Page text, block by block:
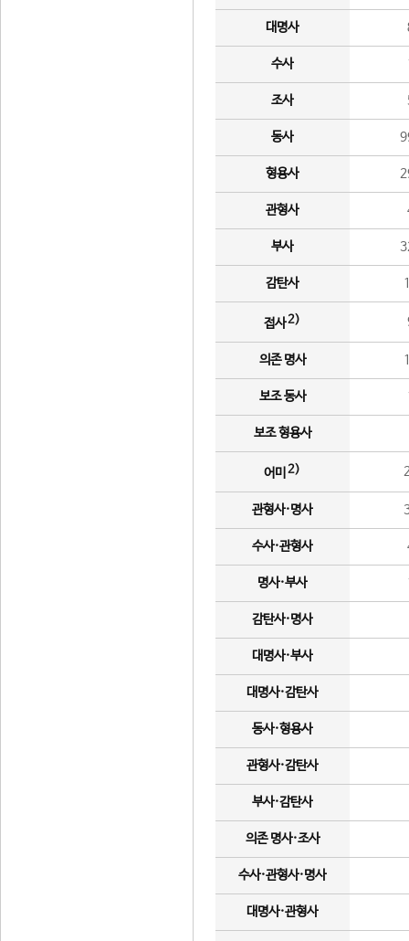
대명사
수사
조사
동사
형용사
관형사
부사
감탄사
접사2)
의존 명사
보조 동사
보조 형용사
어미 2)
관형사·명사
수사·관형사
명사·부사
감탄사·명사
대명사·부사
대명사·감탄사
동사·형용사
관형사·감탄사
부사·감탄사
의존 명사·조사
수사·관형사·명사
대명사·관형사